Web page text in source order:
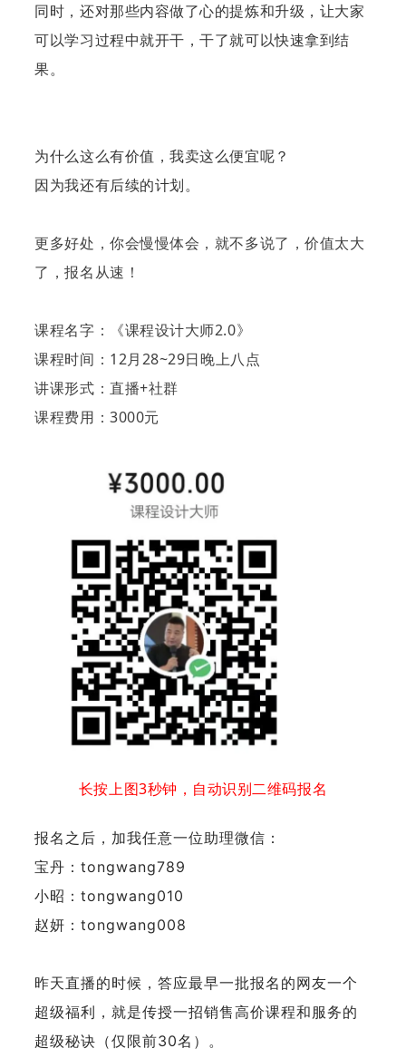
同时，还对那些内容做了心的提炼和升级，让大家
可以学习过程中就开干，干了就可以快速拿到结
果。
为什么这么有价值，我卖这么便宜呢？
因为我还有后续的计划。
更多好处，你会慢慢体会，就不多说了，价值太大
了，报名从速！
课程名字：《课程设计大师2.0》
课程时间：12月28~29日晚上八点
讲课形式：直播+社群
课程费用：3000元
长按上图3秒钟，自动识别二维码报名
报名之后，加我任意一位助理微信：
宝丹：tongwang789
小昭：tongwang010
赵妍：tongwang008
昨天直播的时候，答应最早一批报名的网友一个
超级福利，就是传授一招销售高价课程和服务的
超级秘诀（仅限前30名）。